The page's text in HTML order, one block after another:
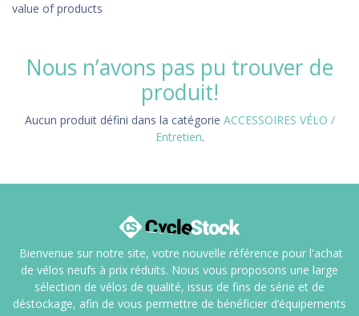
value of products
Nous n’avons pas pu trouver de
produit!
Aucun produit défini dans la catégorie ACCESSOIRES VÉLO /
Entretien.
Bienvenue sur notre site, votre nouvelle référence pour l'achat
de vélos neufs à prix réduits. Nous vous proposons une large
sélection de vélos de qualité, issus de fins de série et de
déstockage, afin de vous permettre de bénéficier d’équipements